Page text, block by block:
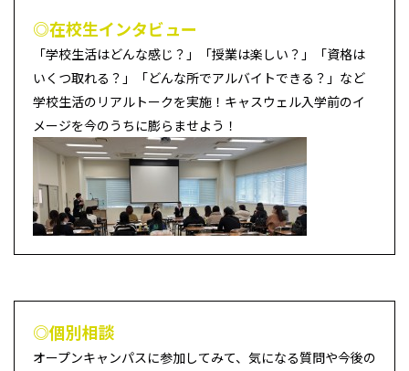
◎在校生インタビュー
「学校生活はどんな感じ？」「授業は楽しい？」「資格は
いくつ取れる？」「どんな所でアルバイトできる？」など
学校生活のリアルトークを実施！キャスウェル入学前のイ
メージを今のうちに膨らませよう！
◎個別相談
オープンキャンパスに参加してみて、気になる質問や今後の